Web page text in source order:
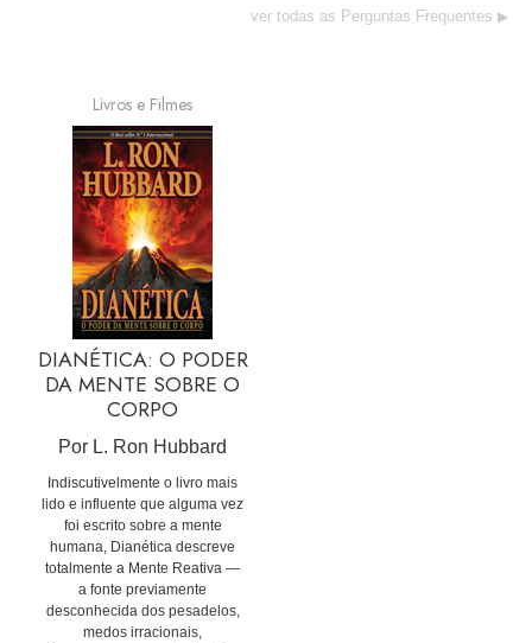
ver todas as Perguntas Frequentes ▶
Livros e Filmes
DIANÉTICA: O PODER
DA MENTE SOBRE O
CORPO
Por L. Ron Hubbard
Indiscutivelmente o livro mais
lido e influente que alguma vez
foi escrito sobre a mente
humana, Dianética descreve
totalmente a Mente Reativa —
a fonte previamente
desconhecida dos pesadelos,
medos irracionais,